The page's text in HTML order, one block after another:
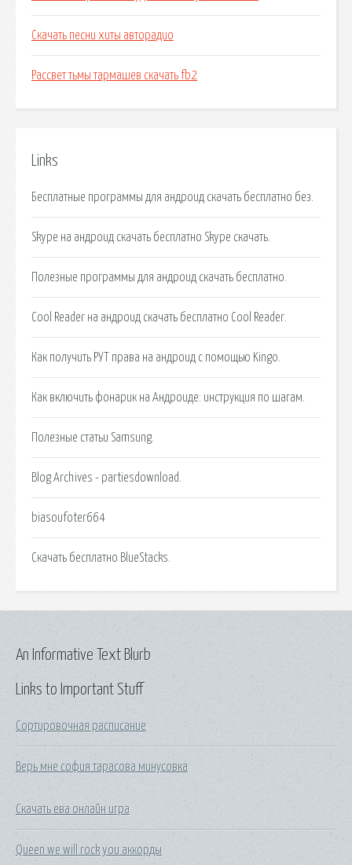
Скачать песни хиты авторадио
Рассвет тьмы тармашев скачать fb2
Links
Бесплатные программы для андроид скачать бесплатно без.
Skype на андроид скачать бесплатно Skype скачать.
Полезные программы для андроид скачать бесплатно.
Cool Reader на андроид скачать бесплатно Cool Reader.
Как получить РУТ права на андроид с помощью Kingo.
Как включить фонарик на Андроиде: инструкция по шагам.
Полезные статьи Samsung.
Blog Archives - partiesdownload.
biasoufoter664
Скачать бесплатно BlueStacks.
Links to Important Stuff
Сортировочная расписание
Верь мне софия тарасова минусовка
Скачать ева онлайн игра
Queen we will rock you аккорды
An Informative Text Blurb